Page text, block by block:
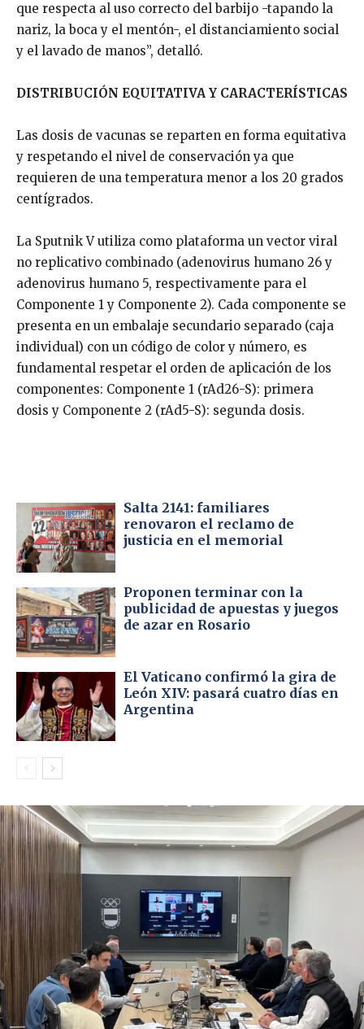
que respecta al uso correcto del barbijo -tapando la
nariz, la boca y el mentón-, el distanciamiento social
y el lavado de manos”, detalló.
DISTRIBUCIÓN EQUITATIVA Y CARACTERÍSTICAS
Las dosis de vacunas se reparten en forma equitativa
y respetando el nivel de conservación ya que
requieren de una temperatura menor a los 20 grados
centígrados.
La Sputnik V utiliza como plataforma un vector viral
no replicativo combinado (adenovirus humano 26 y
adenovirus humano 5, respectivamente para el
Componente 1 y Componente 2). Cada componente se
presenta en un embalaje secundario separado (caja
individual) con un código de color y número, es
fundamental respetar el orden de aplicación de los
componentes: Componente 1 (rAd26-S): primera
dosis y Componente 2 (rAd5-S): segunda dosis.
Salta 2141: familiares
renovaron el reclamo de
justicia en el memorial
Proponen terminar con la
publicidad de apuestas y juegos
de azar en Rosario
El Vaticano confirmó la gira de
León XIV: pasará cuatro días en
Argentina